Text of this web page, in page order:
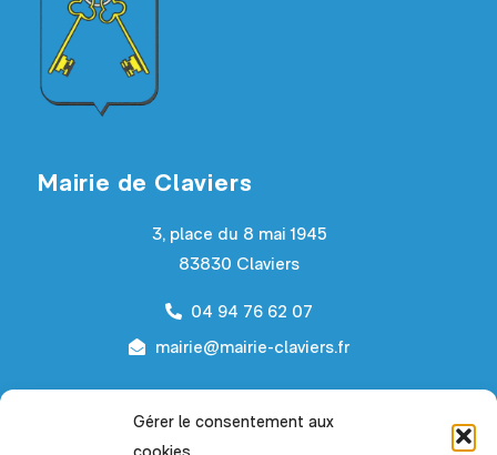
Gérer le consentement aux
cookies
Mairie de Claviers
3, place du 8 mai 1945
83830 Claviers
04 94 76 62 07
mairie@mairie-claviers.fr
Horaires d’ouverture